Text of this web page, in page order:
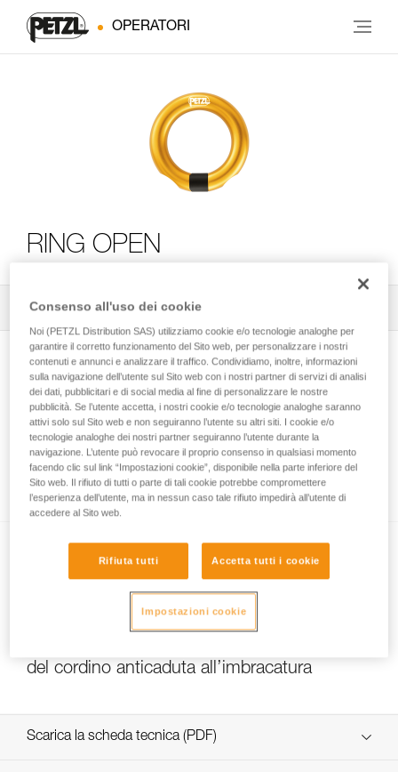
OPERATORI
RING OPEN
Tutti i consigli tecnici 2
Come assicurarsi del corretto serraggio delle
viti
del cordino anticaduta all’imbracatura
Scarica la scheda tecnica (PDF)
Consenso all'uso dei cookie
Noi (PETZL Distribution SAS) utilizziamo cookie e/o tecnologie analoghe per
garantire il corretto funzionamento del Sito web, per personalizzare i nostri
contenuti e annunci e analizzare il traffico. Condividiamo, inoltre, informazioni
sulla navigazione dell’utente sul Sito web con i nostri partner di servizi di analisi
dei dati, pubblicitari e di social media al fine di personalizzare le nostre
pubblicità. Se l’utente accetta, i nostri cookie e/o tecnologie analoghe saranno
attivi solo sul Sito web e non seguiranno l’utente su altri siti. I cookie e/o
tecnologie analoghe dei nostri partner seguiranno l’utente durante la
navigazione. L’utente può revocare il proprio consenso in qualsiasi momento
facendo clic sul link “Impostazioni cookie”, disponibile nella parte inferiore del
Sito web. Il rifiuto di tutti o parte di tali cookie potrebbe compromettere
l’esperienza dell’utente, ma in nessun caso tale rifiuto impedirà all’utente di
accedere al Sito web.
Rifiuta tutti Accetta tutti i cookie
Impostazioni cookie